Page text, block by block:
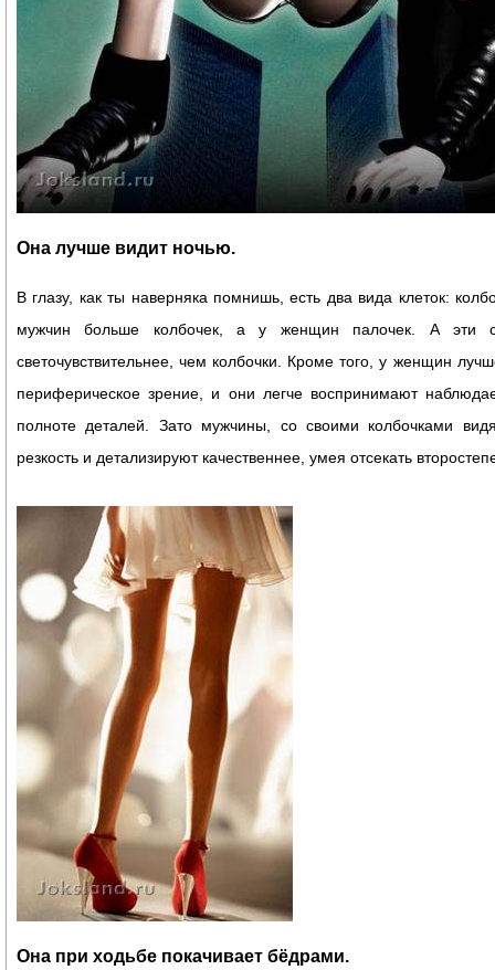
Она лучше видит ночью.
В глазу, как ты наверняка помнишь, есть два вида клеток:
мужчин больше колбочек, а у женщин палочек. А эти
светочувствительнее, чем колбочки. Кроме того, у женщин
периферическое зрение, и они легче воспринимают
полноте деталей. Зато мужчины, со своими колбочками
резкость и детализируют качественнее, умея отсекать
Она при ходьбе покачивает бёдрами.